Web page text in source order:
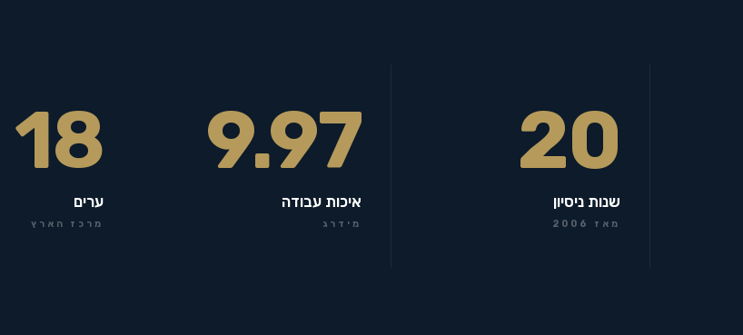
20
שנות ניסיון
מאז 2006
9.97
איכות עבודה
מידרג
18
ערים
מרכז הארץ